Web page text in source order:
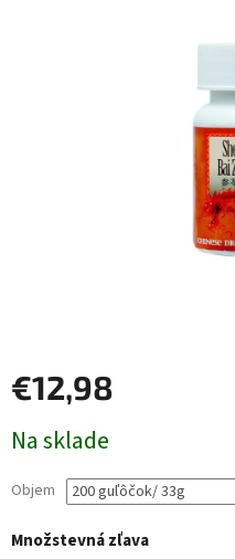
€12,98
cena:
Na sklade
Objem
Množstevná zľava